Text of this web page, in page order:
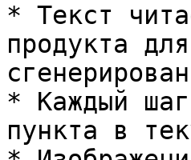
* Текст
продукта
* Каждый
пункта в